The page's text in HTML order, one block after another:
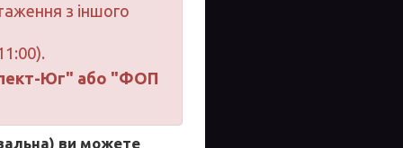
з іншого
Юг" або "ФОП
ви можете